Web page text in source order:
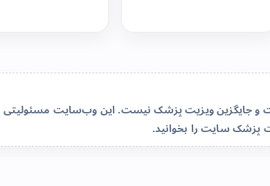
جایگزین ویزیت پزشک نیست. این وب‌سایت مسئولیتی
پزشک سایترا بخوانید.